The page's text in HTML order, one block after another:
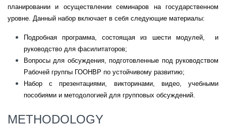
планировании и осуществлении семинаров на государственном
уровне. Данный набор включает в себя следующие материалы:
Подробная программа, состоящая из шести модулей, и
руководство для фасилитаторов;
Вопросы для обсуждения, подготовленные под руководством
Рабочей группы ГООНВР по устойчивому развитию;
Набор с презентациями, викторинами, видео, учебными
пособиями и методологией для групповых обсуждений.
METHODOLOGY